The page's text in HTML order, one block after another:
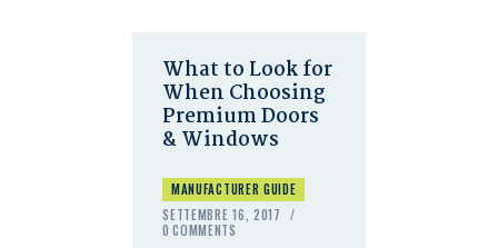
What to Look for
When Choosing
Premium Doors
& Windows
MANUFACTURER GUIDE
SETTEMBRE 16, 2017
0 COMMENTS